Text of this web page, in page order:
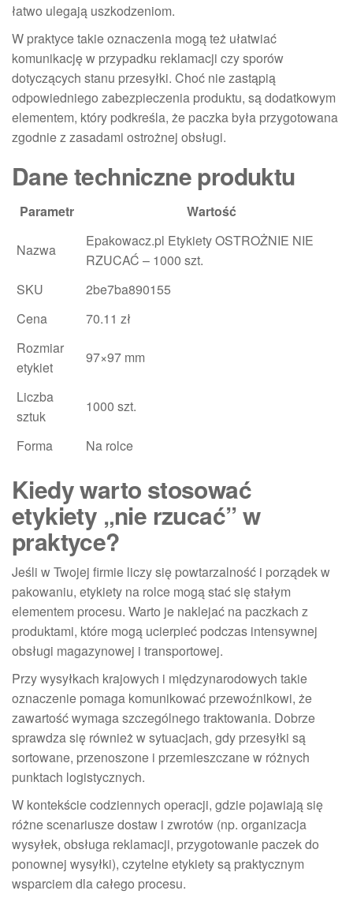
łatwo ulegają uszkodzeniom.
W praktyce takie oznaczenia mogą też ułatwiać
komunikację w przypadku reklamacji czy sporów
dotyczących stanu przesyłki. Choć nie zastąpią
odpowiedniego zabezpieczenia produktu, są dodatkowym
elementem, który podkreśla, że paczka była przygotowana
zgodnie z zasadami ostrożnej obsługi.
Dane techniczne produktu
Parametr Wartość
Nazwa
Epakowacz.pl Etykiety OSTROŻNIE NIE
RZUCAĆ – 1000 szt.
SKU
2be7ba890155
Cena
70.11 zł
Rozmiar
etykiet
97×97 mm
Liczba
sztuk
1000 szt.
Forma Na rolce
Kiedy warto stosować
etykiety „nie rzucać” w
praktyce?
Jeśli w Twojej firmie liczy się powtarzalność i porządek w
pakowaniu, etykiety na rolce mogą stać się stałym
elementem procesu. Warto je naklejać na paczkach z
produktami, które mogą ucierpieć podczas intensywnej
obsługi magazynowej i transportowej.
Przy wysyłkach krajowych i międzynarodowych takie
oznaczenie pomaga komunikować przewoźnikowi, że
zawartość wymaga szczególnego traktowania. Dobrze
sprawdza się również w sytuacjach, gdy przesyłki są
sortowane, przenoszone i przemieszczane w różnych
punktach logistycznych.
W kontekście codziennych operacji, gdzie pojawiają się
różne scenariusze dostaw i zwrotów (np. organizacja
wysyłek, obsługa reklamacji, przygotowanie paczek do
ponownej wysyłki), czytelne etykiety są praktycznym
wsparciem dla całego procesu.